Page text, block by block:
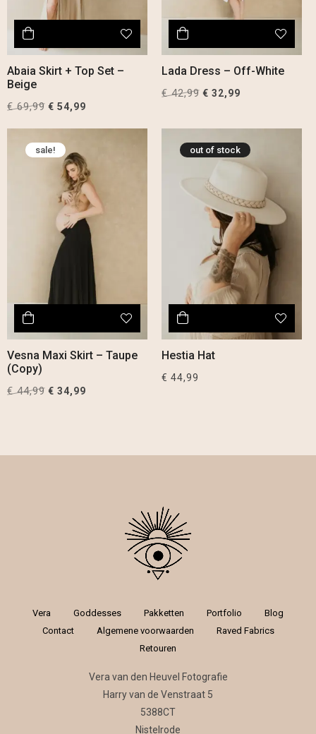
Abaia Skirt + Top Set –
Beige
€69,99 Original
€ 69,99.
€ 54,99
Lada Dress – Off-White
€42,99 Original
€ 32,99
sale!
Vesna Maxi Skirt – Taupe
(Copy)
€44,99 Original
€ 34,99
out of stock
Hestia Hat
€ 44,99
Vera Goddesses Pakketten Portfolio
Blog
Contact
Algemene voorwaarden
Raved Fabrics
Retouren
Vera van den Heuvel Fotografie
Harry van de Venstraat 5
5388CT
Nistelrode